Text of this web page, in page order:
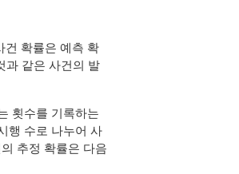
건 확률은 예측 확
과 같은 사건의 발
횟수를 기록하는
행 수로 나누어 사
추정 확률은 다음